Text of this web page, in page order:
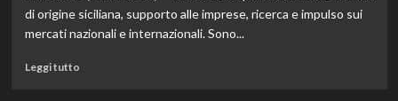
le
vite
di origine siciliana, supporto alle imprese, ricerca e impulso sui
mercati nazionali e internazionali. Sono...
Leggi tuttoLeggi